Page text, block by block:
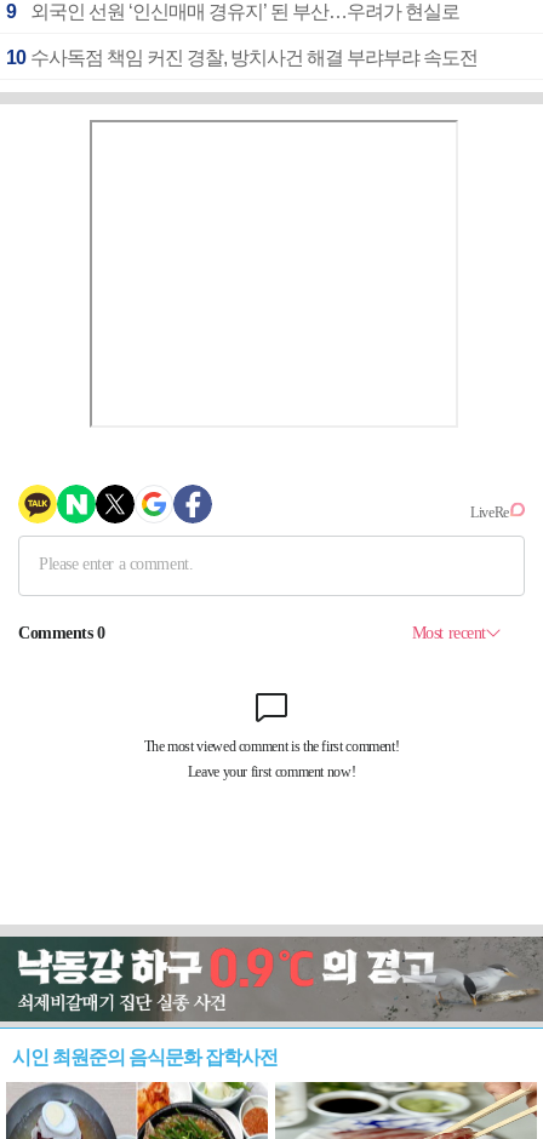
9 외국인 선원 ‘인신매매 경유지’ 된 부산…우려가 현실로
10 수사독점 책임 커진 경찰, 방치사건 해결 부랴부랴 속도전
시인 최원준의 음식문화 잡학사전